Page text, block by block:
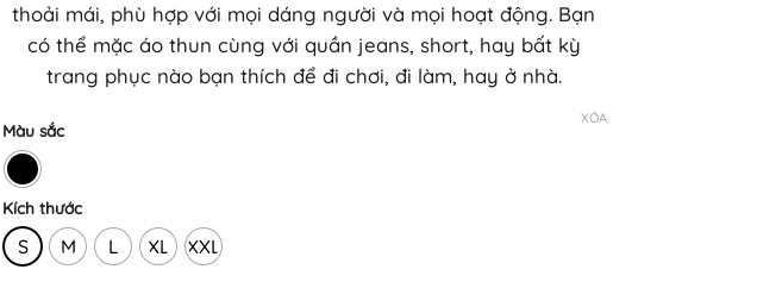
thoải mái, phù hợp với mọi dáng người và mọi hoạt động. Bạn
có thể mặc áo thun cùng với quần jeans, short, hay bất kỳ
trang phục nào bạn thích để đi chơi, đi làm, hay ở nhà.
Màu sắc
Kích thước
S M L XL XXL
XÓA